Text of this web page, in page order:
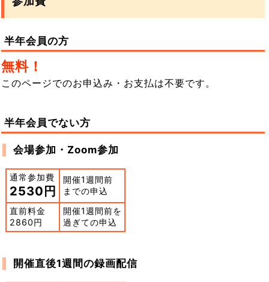
半年会員の方
無料！
このページでのお申込み・お支払は不要です。
半年会員でない方
会場参加・Zoom参加
通常参加費
2530円
開催1週間前
までの申込
直前料金
2860円
開催1週間前を
過ぎての申込
開催直後1週間の録画配信